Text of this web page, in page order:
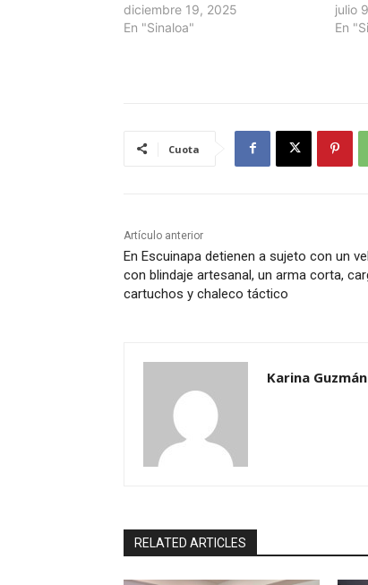
diciembre 19, 2025
En "Sinaloa"
julio
En
Cuota
Artículo anterior
En Escuinapa detienen a sujeto con un
con blindaje artesanal, un arma corta,
cartuchos y chaleco táctico
Karina Guzmán
RELATED ARTICLES